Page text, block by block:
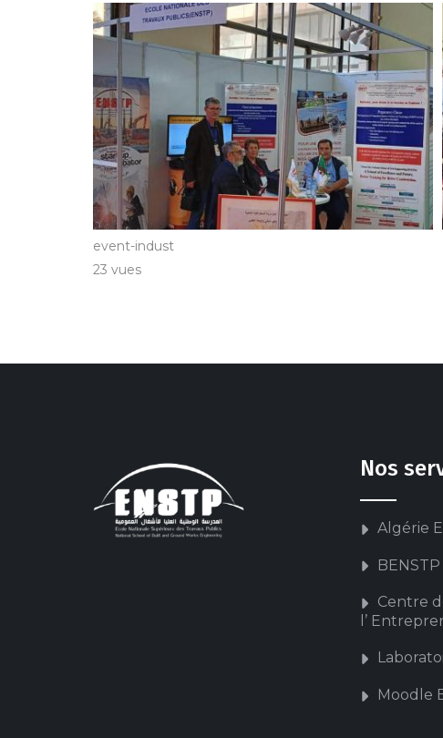
event-indust
23 vues
Nos
Algérie
Centre
l’
Moodle